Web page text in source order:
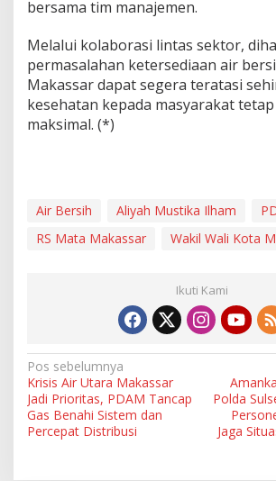
bersama tim manajemen.
Melalui kolaborasi lintas sektor,
permasalahan ketersediaan air
Makassar dapat segera teratasi
kesehatan kepada masyarakat
maksimal. (*)
Air Bersih Aliyah Mustika Ilham
RS Mata Makassar
Wakil Wali Kota
Ikuti Kami
N
a
v
Pos sebelumnya
Krisis Air Utara Makassar
Jadi Prioritas, PDAM Tancap
Gas Benahi Sistem dan
Percepat Distribusi
Polda
Jaga